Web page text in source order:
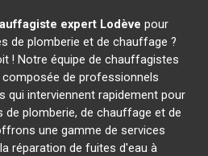
expert Lodève pour
de plomberie et de chauffage ?
! Notre équipe de chauffagistes
de professionnels
qui interviennent rapidement pour
plomberie, de chauffage et de
une gamme de services
réparation de fuites d'eau à